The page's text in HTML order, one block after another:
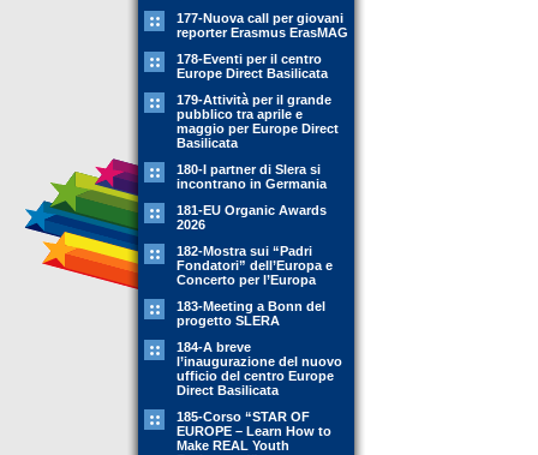
177-Nuova call per giovani
reporter Erasmus ErasMAG
178-Eventi per il centro
Europe Direct Basilicata
179-Attività per il grande
pubblico tra aprile e
maggio per Europe Direct
Basilicata
180-I partner di Slera si
incontrano in Germania
181-EU Organic Awards
2026
182-Mostra sui “Padri
Fondatori” dell’Europa e
Concerto per l’Europa
183-Meeting a Bonn del
progetto SLERA
184-A breve
l’inaugurazione del nuovo
ufficio del centro Europe
Direct Basilicata
185-Corso “STAR OF
EUROPE – Learn How to
Make REAL Youth